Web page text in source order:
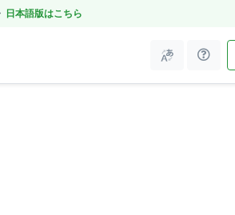
日本語版はこちら